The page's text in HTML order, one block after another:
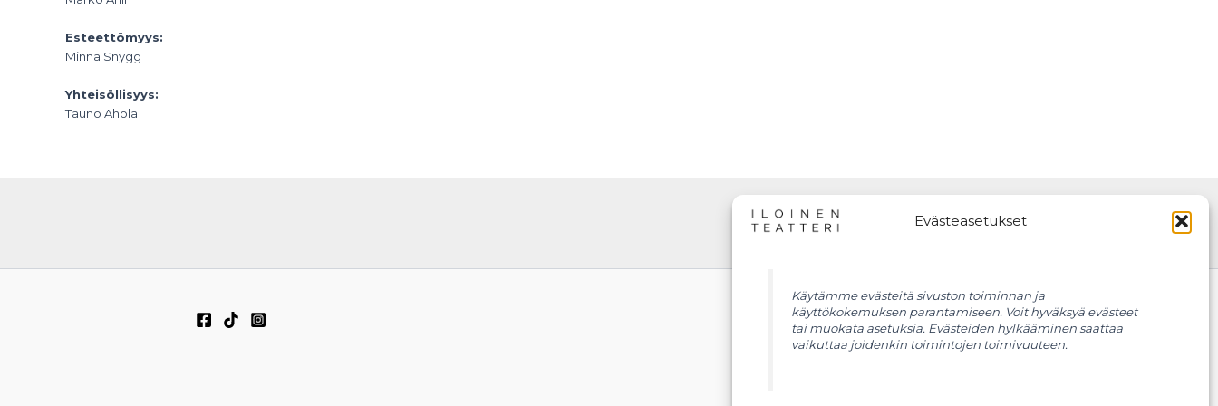
Evästeasetukset
Käytämme evästeitä sivuston toiminnan ja
käyttökokemuksen parantamiseen. Voit hyväksyä evästeet
tai muokata asetuksia. Evästeiden hylkääminen saattaa
vaikuttaa joidenkin toimintojen toimivuuteen.
Esteettömyys:
Minna Snygg
Yhteisöllisyys:
Tauno Ahola
Iloinen teatteri ry
3549521-8